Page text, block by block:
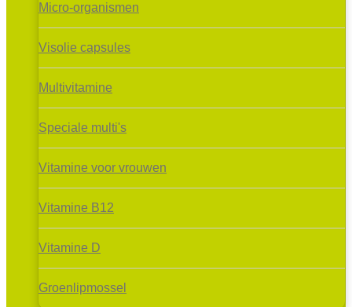
Micro-organismen
Visolie capsules
Multivitamine
Speciale multi's
Vitamine voor vrouwen
Vitamine B12
Vitamine D
Groenlipmossel